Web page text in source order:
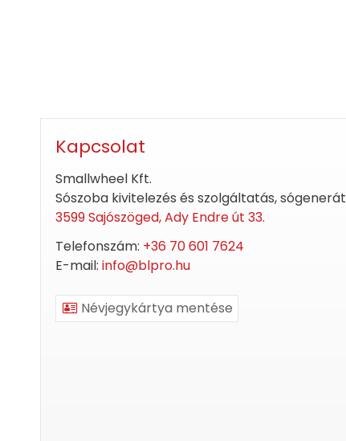
Kapcsolat
Smallwheel Kft.
Sószoba kivitelezés és szolgáltatás,
3599 Sajószöged, Ady Endre út 33.
Telefonszám: +36 70 601 7624
E-mail: info@blpro.hu
Névjegykártya mentése